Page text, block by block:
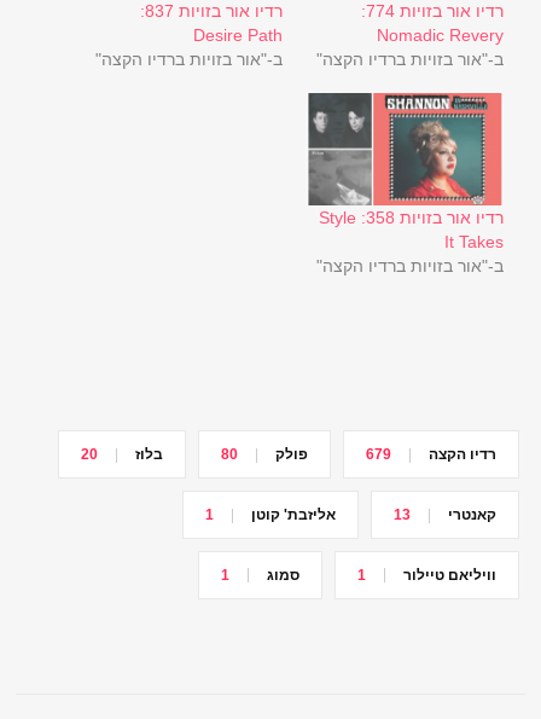
רדיו אור בזויות 774:
Nomadic Revery
ב-"אור בזויות ברדיו הקצה"
רדיו אור בזויות 837:
Desire Path
ב-"אור בזויות ברדיו הקצה"
רדיו אור בזויות 358: Style
It Takes
ב-"אור בזויות ברדיו הקצה"
רדיו הקצה 679 פולק 80 בלוז 20
קאנטרי 13 אליזבת' קוטן 1
וויליאם טיילור 1 סמוג 1